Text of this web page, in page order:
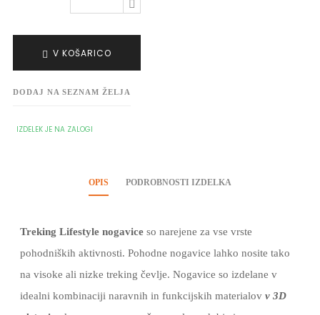
V KOŠARICO
DODAJ NA SEZNAM ŽELJA
IZDELEK JE NA ZALOGI
OPIS PODROBNOSTI IZDELKA
Treking Lifestyle nogavice so narejene za vse vrste
pohodniških aktivnosti. Pohodne nogavice lahko nosite tako
na visoke ali nizke treking čevlje. Nogavice so izdelane v
idealni kombinaciji naravnih in funkcijskih materialov v 3D